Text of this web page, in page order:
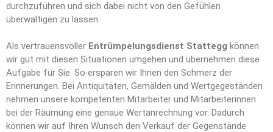
durchzuführen und sich dabei nicht von den Gefühlen
überwältigen zu lassen.
Als vertrauensvoller Entrümpelungsdienst Stattegg können
wir gut mit diesen Situationen umgehen und übernehmen diese
Aufgabe für Sie. So ersparen wir Ihnen den Schmerz der
Erinnerungen. Bei Antiquitäten, Gemälden und Wertgegeständen
nehmen unsere kompetenten Mitarbeiter und Mitarbeiterinnen
bei der Räumung eine genaue Wertanrechnung vor. Dadurch
können wir auf Ihren Wunsch den Verkauf der Gegenstände